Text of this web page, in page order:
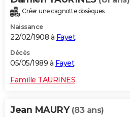
Créer une cagnotte obsèques
Naissance
22/02/1908 à Fayet
Décès
05/05/1989 à Fayet
Famille TAURINES
Jean MAURY (83 ans)